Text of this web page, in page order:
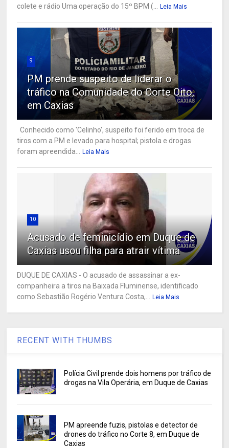
colete e rádio Uma operação do 15º BPM (...
Leia Mais
9
PM prende suspeito de liderar o
tráfico na Comunidade do Corte Oito,
em Caxias
Conhecido como 'Celinho', suspeito foi ferido em troca de
tiros com a PM e levado para hospital; pistola e drogas
foram apreendida...
Leia Mais
10
Acusado de feminicídio em Duque de
Caxias usou filha para atrair vítima
DUQUE DE CAXIAS - O acusado de assassinar a ex-
companheira a tiros na Baixada Fluminense, identificado
como Sebastião Rogério Ventura Costa,...
Leia Mais
RECENT WITH THUMBS
Polícia Civil prende dois homens por tráfico de
drogas na Vila Operária, em Duque de Caxias
PM apreende fuzis, pistolas e detector de
drones do tráfico no Corte 8, em Duque de
Caxias